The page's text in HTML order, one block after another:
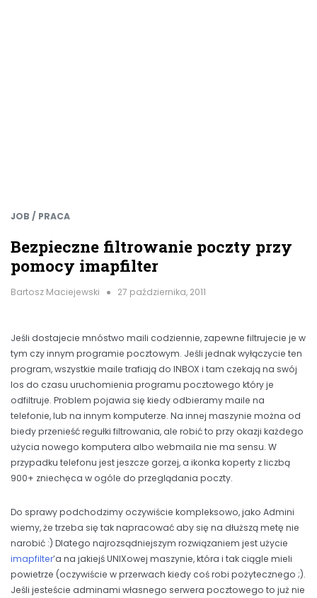
JOB / PRACA
Bezpieczne filtrowanie poczty przy
pomocy imapfilter
Bartosz Maciejewski 27 października, 2011
Jeśli dostajecie mnóstwo maili codziennie, zapewne filtrujecie je w
tym czy innym programie pocztowym. Jeśli jednak wyłączycie ten
program, wszystkie maile trafiają do INBOX i tam czekają na swój
los do czasu uruchomienia programu pocztowego który je
odfiltruje. Problem pojawia się kiedy odbieramy maile na
telefonie, lub na innym komputerze. Na innej maszynie można od
biedy przenieść regułki filtrowania, ale robić to przy okazji każdego
użycia nowego komputera albo webmaila nie ma sensu. W
przypadku telefonu jest jeszcze gorzej, a ikonka koperty z liczbą
900+ zniechęca w ogóle do przeglądania poczty.
Do sprawy podchodzimy oczywiście kompleksowo, jako Admini
wiemy, że trzeba się tak napracować aby się na dłuższą metę nie
narobić :) Dlatego najrozsądniejszym rozwiązaniem jest użycie
imapfilter’a na jakiejś UNIXowej maszynie, która i tak ciągle mieli
powietrze (oczywiście w przerwach kiedy coś robi pożytecznego ;).
Jeśli jesteście adminami własnego serwera pocztowego to już nie